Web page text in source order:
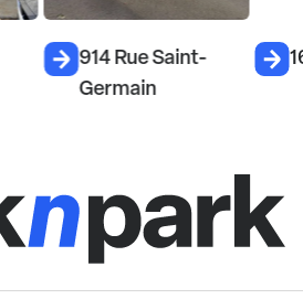
914 Rue Saint-
Germain